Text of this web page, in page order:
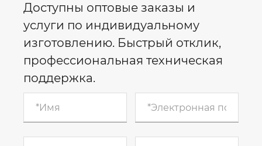
Доступны оптовые заказы и
услуги по индивидуальному
изготовлению. Быстрый отклик,
профессиональная техническая
поддержка.